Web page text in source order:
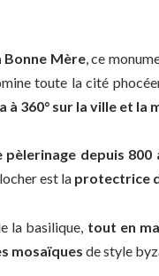
Bonne Mère, ce
toute la cité
à 360° sur la ville et la
pèlerinage depuis 800
est la protectrice
la basilique, tout en
mosaïques de style